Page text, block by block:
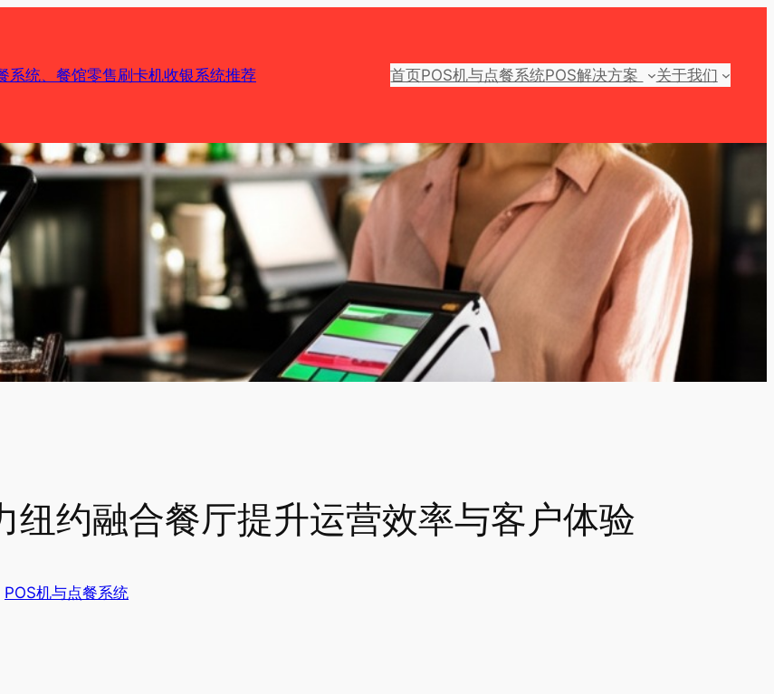
系统、餐馆零售刷卡机收银系统推荐 首页POS机与点餐系统POS解决方案 关于我们
纽约融合餐厅提升运营效率与客户体验
POS机与点餐系统